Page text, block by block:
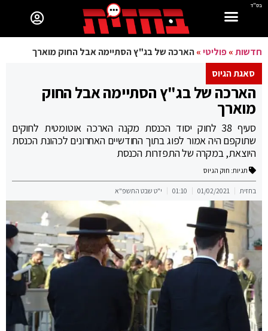
בס"ד
חדשות»פוליטי»הארכה של בג"ץ הסתיימה אבל החוק מוארך
סאגת הגיוס
הארכה של בג"ץ הסתיימה אבל החוק
מוארך
סעיף 38 לחוק יסוד הכנסת מקנה הארכה אוטומטית לחוקים
שתוקפם היה אמור לפוג בתוך החודשיים האחרונים לכהונת הכנסת
היוצאת, במקרה של התפזרות הכנסת
תגיות: חוק הגיוס
בחזית 01/02/2021
01:10 י"ט שבט התשפ"א